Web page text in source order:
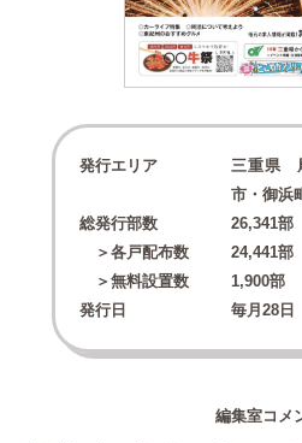
発行エリア
三重県
市・御浜
総発行部数
26,341部
＞各戸配布数
24,441部
＞無料設置数
1,900部
発行日
毎月28日
編集室コメ